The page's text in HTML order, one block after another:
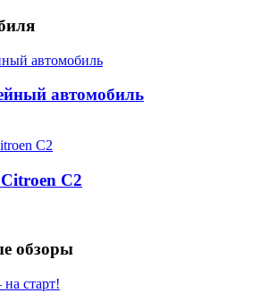
автомобиль
С2
обзоры
старт!